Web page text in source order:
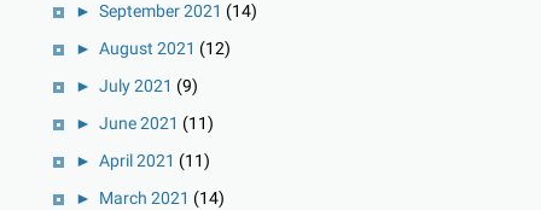
► September 2021 (14)
► August 2021 (12)
► July 2021 (9)
► June 2021 (11)
► April 2021 (11)
► March 2021 (14)